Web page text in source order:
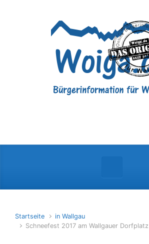
Startseite
in Wallgau
Schneefest 2017 am Wallgauer Dorfplatz